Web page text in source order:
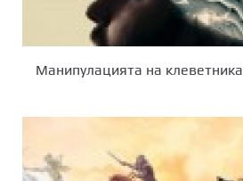
Манипулацията на клеветника